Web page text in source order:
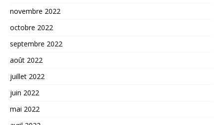
novembre 2022
octobre 2022
septembre 2022
août 2022
juillet 2022
juin 2022
mai 2022